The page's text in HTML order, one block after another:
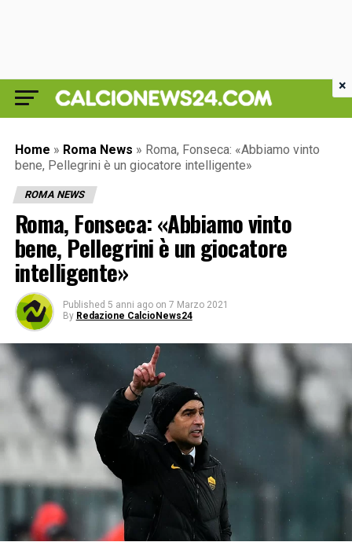
Home » Roma News » Roma, Fonseca: «Abbiamo vinto
bene, Pellegrini è un giocatore intelligente»
ROMA NEWS
Roma, Fonseca: «Abbiamo vinto
bene, Pellegrini è un giocatore
intelligente»
Published 5 anni ago on 7 Marzo 2021
By Redazione CalcioNews24
×